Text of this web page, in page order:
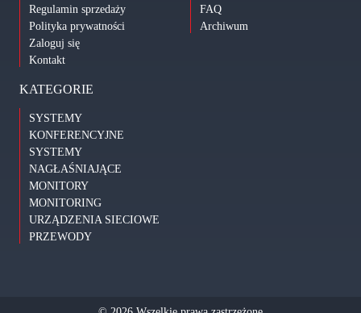
Regulamin sprzedaży
Polityka prywatności
Zaloguj się
Kontakt
KATEGORIE
SYSTEMY
KONFERENCYJNE
SYSTEMY
NAGŁAŚNIAJĄCE
MONITORY
MONITORING
URZĄDZENIA SIECIOWE
PRZEWODY
FAQ
Archiwum